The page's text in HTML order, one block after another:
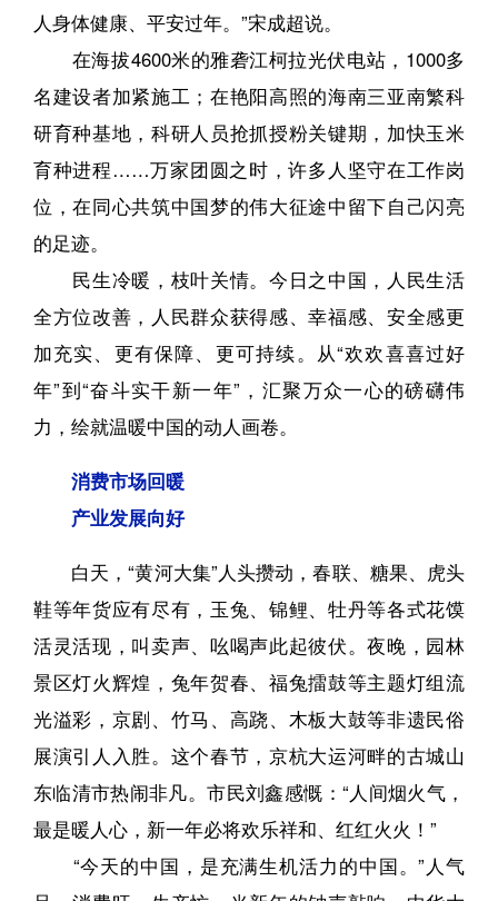
人身体健康、平安过年。”宋成超说。
在海拔4600米的雅砻江柯拉光伏电站，1000多
名建设者加紧施工；在艳阳高照的海南三亚南繁科
研育种基地，科研人员抢抓授粉关键期，加快玉米
育种进程……万家团圆之时，许多人坚守在工作岗
位，在同心共筑中国梦的伟大征途中留下自己闪亮
的足迹。
民生冷暖，枝叶关情。今日之中国，人民生活
全方位改善，人民群众获得感、幸福感、安全感更
加充实、更有保障、更可持续。从“欢欢喜喜过好
年”到“奋斗实干新一年”，汇聚万众一心的磅礴伟
力，绘就温暖中国的动人画卷。
消费市场回暖
产业发展向好
白天，“黄河大集”人头攒动，春联、糖果、虎头
鞋等年货应有尽有，玉兔、锦鲤、牡丹等各式花馍
活灵活现，叫卖声、吆喝声此起彼伏。夜晚，园林
景区灯火辉煌，兔年贺春、福兔擂鼓等主题灯组流
光溢彩，京剧、竹马、高跷、木板大鼓等非遗民俗
展演引人入胜。这个春节，京杭大运河畔的古城山
东临清市热闹非凡。市民刘鑫感慨：“人间烟火气，
最是暖人心，新一年必将欢乐祥和、红红火火！”
“今天的中国，是充满生机活力的中国。”人气